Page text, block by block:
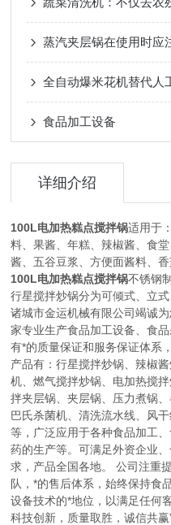
蒸汽夹层锅在使用时应
全自动爆米花机替代人
食品加工设备
详细介绍
100L电加热糕点搅拌锅适用于
料、果酱、年糕、辣椒酱、食
酱、五谷豆浆、方便面酱料、
100L电加热糕点搅拌锅不锈钢
行星搅拌炒锅分为可倾式、立
诸城市金运机械有限公司竭诚
家专业生产食品加工设备、食
有*的质量保证和服务保证体系
产品有：行星搅拌炒锅、辣椒
机、燃气搅拌炒锅、电加热搅
拌夹层锅、夹层锅、压力煮锅
巴氏杀菌机、清洗流水线、风
等，广泛应用于各种食品加工
药的生产等。可满足外资企业
求，产品全国各地。 公司注重
队，*的售后体系，始终保持食
设备技术的*地位，以满足任何
科技创新，质量取胜，诚信共